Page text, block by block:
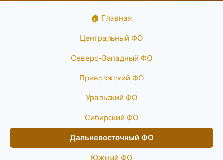
🏠 Главная
Центральный ФО
Северо-Западный ФО
Приволжский ФО
Уральский ФО
Сибирский ФО
Дальневосточный ФО
Южный ФО